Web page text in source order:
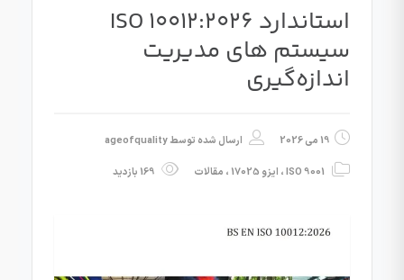
استاندارد ISO 10012:2026
سیستم‌ های مدیریت
اندازه‌گیری
19 می 2026 ارسال شده توسطageofquality
ISO 9001، ایزو 17025 ، مقالات